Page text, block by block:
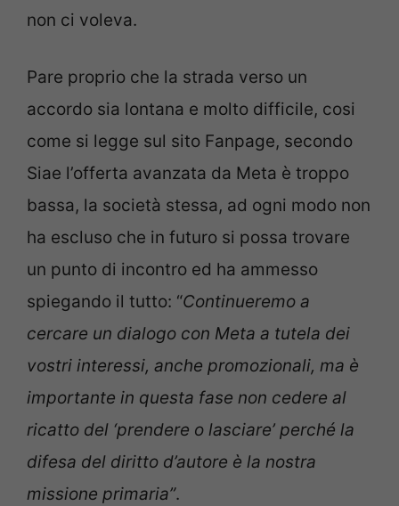
non ci voleva.
Pare proprio che la strada verso un
accordo sia lontana e molto difficile, cosi
come si legge sul sito Fanpage, secondo
Siae l’offerta avanzata da Meta è troppo
bassa, la società stessa, ad ogni modo non
ha escluso che in futuro si possa trovare
un punto di incontro ed ha ammesso
spiegando il tutto: “Continueremo a
cercare un dialogo con Meta a tutela dei
vostri interessi, anche promozionali, ma è
importante in questa fase non cedere al
ricatto del ‘prendere o lasciare’ perché la
difesa del diritto d’autore è la nostra
missione primaria”.